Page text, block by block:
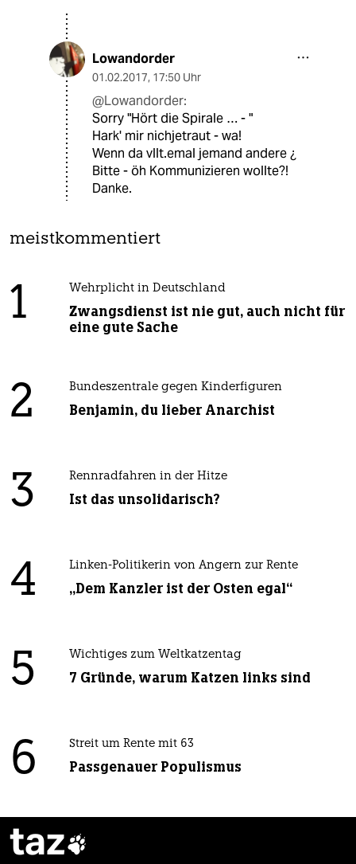
Lowandorder
01.02.2017, 17:50 Uhr
@Lowandorder:
Sorry "Hört die Spirale … - "
Hark' mir nichjetraut - wa!
Wenn da vllt.emal jemand andere ¿
Bitte - öh Kommunizieren wollte?!
Danke.
meistkommentiert
1 Wehrplicht in Deutschland
Zwangsdienst ist nie gut, auch nicht für
eine gute Sache
2 Bundeszentrale gegen Kinderfiguren
Benjamin, du lieber Anarchist
3 Rennradfahren in der Hitze
Ist das unsolidarisch?
4 Linken-Politikerin von Angern zur Rente
„Dem Kanzler ist der Osten egal“
5 Wichtiges zum Weltkatzentag
7 Gründe, warum Katzen links sind
6 Streit um Rente mit 63
Passgenauer Populismus
taz